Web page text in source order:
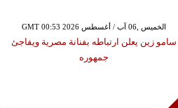
GMT 00:53 2026 الخميس ,06 آب / أغسطس
سامو زين يعلن ارتباطه بفنانة مصرية ويفاجئ
جمهوره